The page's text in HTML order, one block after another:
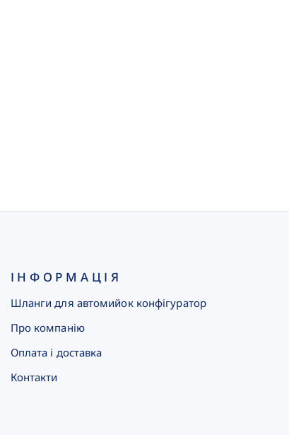
ІНФОРМАЦІЯ
Шланги для автомийок конфігуратор
Про компанію
Оплата і доставка
Контакти